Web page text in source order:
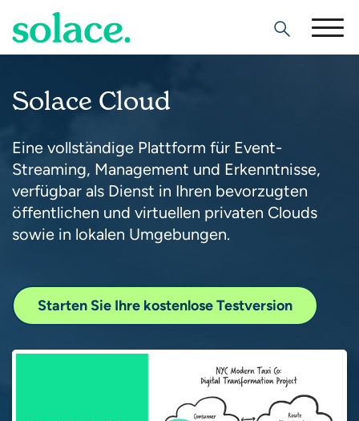
Search
Solace Cloud
Eine vollständige Plattform für Event-
Streaming, Management und Erkenntnisse,
verfügbar als Dienst in Ihren bevorzugten
öffentlichen und virtuellen privaten Clouds
sowie in lokalen Umgebungen.
Starten Sie Ihre kostenlose Testversion